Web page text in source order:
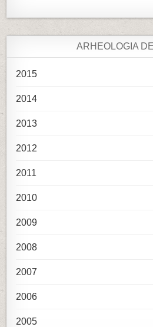
ARHEOLOGIA
2015
2014
2013
2012
2011
2010
2009
2008
2007
2006
2005